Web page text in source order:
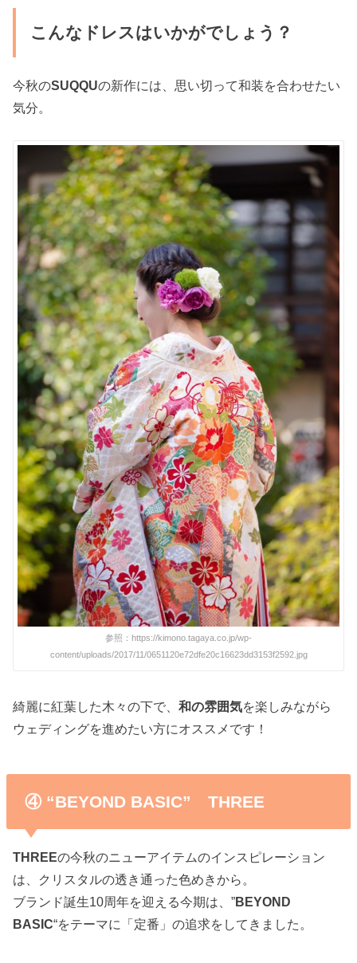
こんなドレスはいかがでしょう？
今秋のSUQQUの新作には、思い切って和装を合わせたい
気分。
参照：https://kimono.tagaya.co.jp/wp-
content/uploads/2017/11/0651120e72dfe20c16623dd3153f2592.jpg
綺麗に紅葉した木々の下で、和の雰囲気を楽しみながら
ウェディングを進めたい方にオススメです！
④ “BEYOND BASIC” THREE
THREEの今秋のニューアイテムのインスピレーション
は、クリスタルの透き通った色めきから。
ブランド誕生10周年を迎える今期は、”BEYOND
BASIC“をテーマに「定番」の追求をしてきました。